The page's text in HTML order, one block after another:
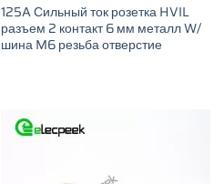
125A Сильный ток розетка HVIL
разъем 2 контакт 6 мм металл W/
шина M6 резьба отверстие